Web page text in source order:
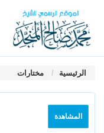
الرئيسية مختارات
المشاهدة